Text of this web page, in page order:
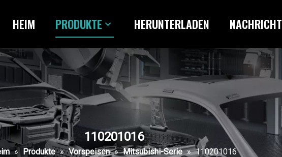
HEIM PRODUKTE HERUNTERLADEN NACHRICHT
110201016
» Produkte » Vorspeisen » Mitsubishi-Serie » 110201016